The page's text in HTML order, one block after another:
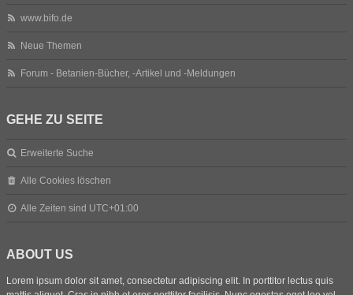
www.bifo.de
Neue Themen
Forum - Betanien-Bücher, -Artikel und -Meldungen
GEHE ZU SEITE
Erweiterte Suche
Alle Cookies löschen
Alle Zeiten sind UTC+01:00
ABOUT US
Lorem ipsum dolor sit amet, consectetur adipiscing elit. In porttitor lectus quis